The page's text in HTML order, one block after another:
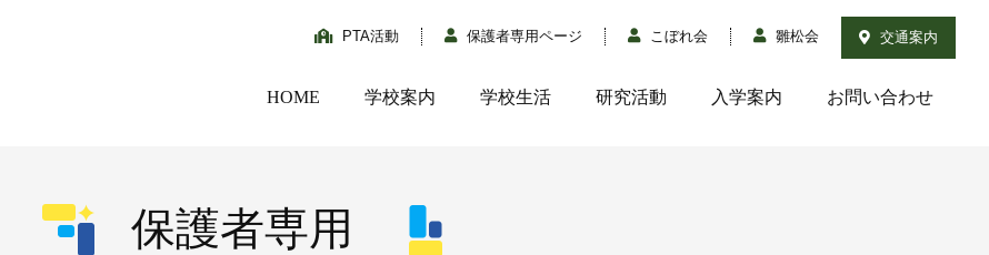
PTA活動 保護者専用ページ こぼれ会 雛松会 交通案内
HOME 学校案内 学校生活 研究活動 入学案内 お問い合わせ
保護者専用